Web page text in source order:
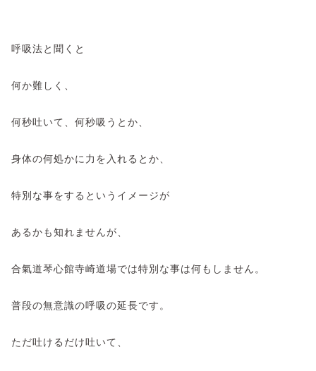
呼吸法と聞くと
何か難しく、
何秒吐いて、何秒吸うとか、
身体の何処かに力を入れるとか、
特別な事をするというイメージが
あるかも知れませんが、
合氣道琴心館寺崎道場では特別な事は何もしません。
普段の無意識の呼吸の延長です。
ただ吐けるだけ吐いて、